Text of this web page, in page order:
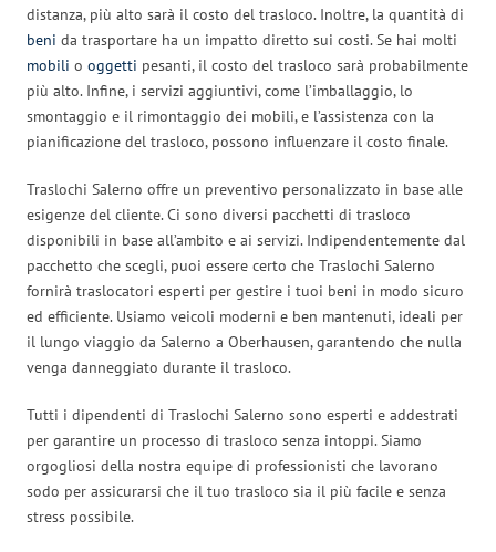
distanza, più alto sarà il costo del trasloco. Inoltre, la quantità di
beni da trasportare ha un impatto diretto sui costi. Se hai molti
mobili o oggetti pesanti, il costo del trasloco sarà probabilmente
più alto. Infine, i servizi aggiuntivi, come l’imballaggio, lo
smontaggio e il rimontaggio dei mobili, e l’assistenza con la
pianificazione del trasloco, possono influenzare il costo finale.
Traslochi Salerno offre un preventivo personalizzato in base alle
esigenze del cliente. Ci sono diversi pacchetti di trasloco
disponibili in base all’ambito e ai servizi. Indipendentemente dal
pacchetto che scegli, puoi essere certo che Traslochi Salerno
fornirà traslocatori esperti per gestire i tuoi beni in modo sicuro
ed efficiente. Usiamo veicoli moderni e ben mantenuti, ideali per
il lungo viaggio da Salerno a Oberhausen, garantendo che nulla
venga danneggiato durante il trasloco.
Tutti i dipendenti di Traslochi Salerno sono esperti e addestrati
per garantire un processo di trasloco senza intoppi. Siamo
orgogliosi della nostra equipe di professionisti che lavorano
sodo per assicurarsi che il tuo trasloco sia il più facile e senza
stress possibile.